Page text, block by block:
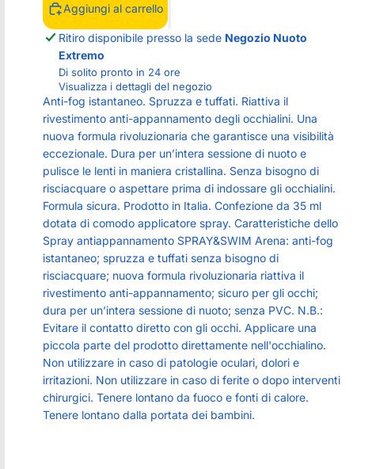
Aggiungi al carrello
Ritiro disponibile presso la sede Negozio Nuoto
Extremo
Di solito pronto in 24 ore
Visualizza i dettagli del negozio
Anti-fog istantaneo. Spruzza e tuffati. Riattiva il
rivestimento anti-appannamento degli occhialini. Una
nuova formula rivoluzionaria che garantisce una visibilità
eccezionale. Dura per un’intera sessione di nuoto e
pulisce le lenti in maniera cristallina. Senza bisogno di
risciacquare o aspettare prima di indossare gli occhialini.
Formula sicura. Prodotto in Italia. Confezione da 35 ml
dotata di comodo applicatore spray. Caratteristiche dello
Spray antiappannamento SPRAY&SWIM Arena: anti-fog
istantaneo; spruzza e tuffati senza bisogno di
risciacquare; nuova formula rivoluzionaria riattiva il
rivestimento anti-appannamento; sicuro per gli occhi;
dura per un’intera sessione di nuoto; senza PVC. N.B.:
Evitare il contatto diretto con gli occhi. Applicare una
piccola parte del prodotto direttamente nell'occhialino.
Non utilizzare in caso di patologie oculari, dolori e
irritazioni. Non utilizzare in caso di ferite o dopo interventi
chirurgici. Tenere lontano da fuoco e fonti di calore.
Tenere lontano dalla portata dei bambini.